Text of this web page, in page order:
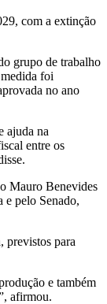
com a extinção
grupo de trabalho
foi
no ano
ajuda na
entre os
Mauro Benevides
pelo Senado,
previstos para
e também
afirmou.